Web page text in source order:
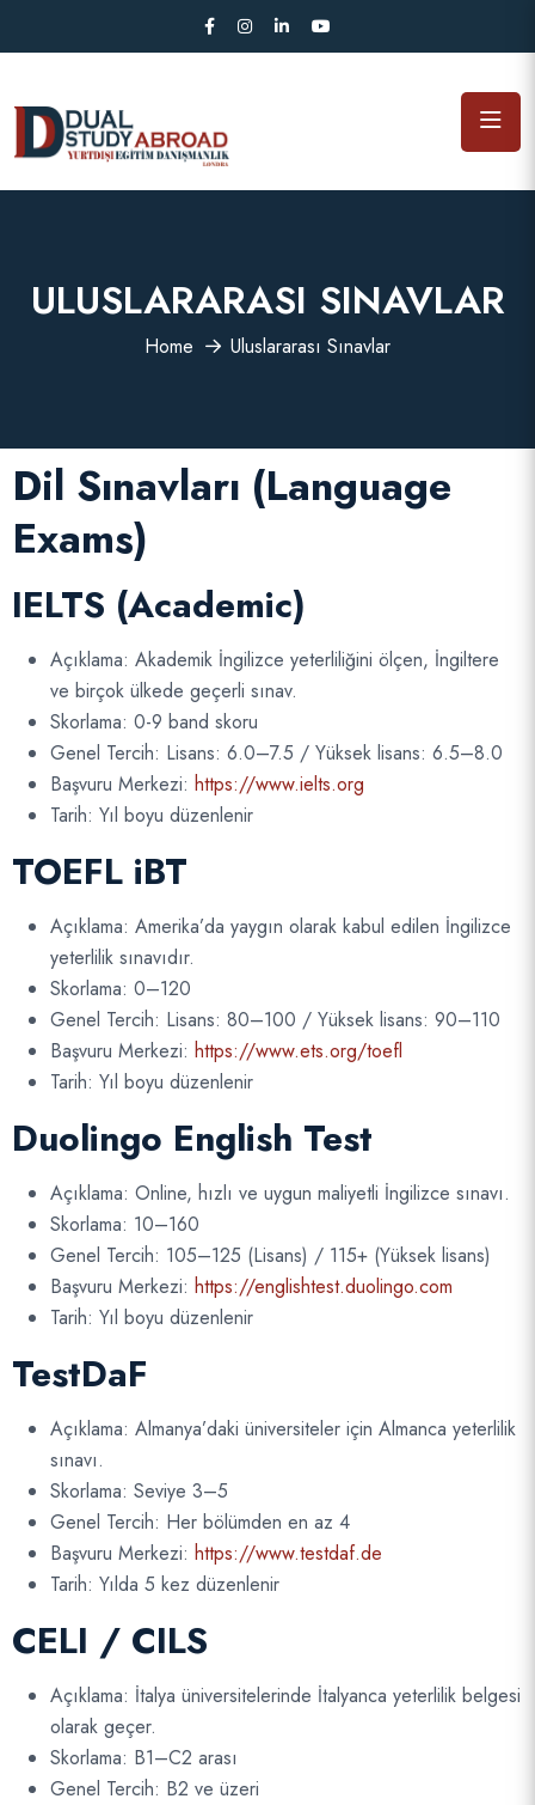
ULUSLARARASI SINAVLAR
Home Uluslararası Sınavlar
Dil Sınavları (Language
Exams)
IELTS (Academic)
Açıklama: Akademik İngilizce yeterliliğini ölçen, İngiltere
ve birçok ülkede geçerli sınav.
Skorlama: 0-9 band skoru
Genel Tercih: Lisans: 6.0–7.5 / Yüksek lisans: 6.5–8.0
Başvuru Merkezi: https://www.ielts.org
Tarih: Yıl boyu düzenlenir
TOEFL iBT
Açıklama: Amerika’da yaygın olarak kabul edilen İngilizce
yeterlilik sınavıdır.
Skorlama: 0–120
Genel Tercih: Lisans: 80–100 / Yüksek lisans: 90–110
Başvuru Merkezi: https://www.ets.org/toefl
Tarih: Yıl boyu düzenlenir
Duolingo English Test
Açıklama: Online, hızlı ve uygun maliyetli İngilizce sınavı.
Skorlama: 10–160
Genel Tercih: 105–125 (Lisans) / 115+ (Yüksek lisans)
Başvuru Merkezi: https://englishtest.duolingo.com
Tarih: Yıl boyu düzenlenir
TestDaF
Açıklama: Almanya’daki üniversiteler için Almanca yeterlilik
sınavı.
Skorlama: Seviye 3–5
Genel Tercih: Her bölümden en az 4
Başvuru Merkezi: https://www.testdaf.de
Tarih: Yılda 5 kez düzenlenir
CELI / CILS
Açıklama: İtalya üniversitelerinde İtalyanca yeterlilik belgesi
olarak geçer.
Skorlama: B1–C2 arası
Genel Tercih: B2 ve üzeri